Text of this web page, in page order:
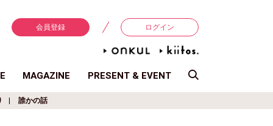
会員登録 ログイン
MAGAZINE PRESENT & EVENT
誰かの話